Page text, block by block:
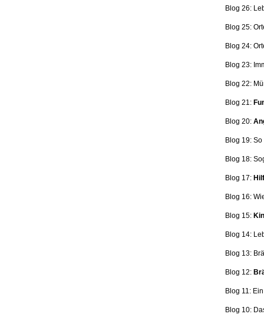
Blog 26:
Blog 25:
Blog 24:
Blog 23:
Blog 22:
Blog 21:
Blog 20:
Blog 19:
Blog 18:
Blog 17:
Blog 16:
Blog 15:
Blog 14:
Blog 13:
Blog 12:
Blog 11:
Blog 10: